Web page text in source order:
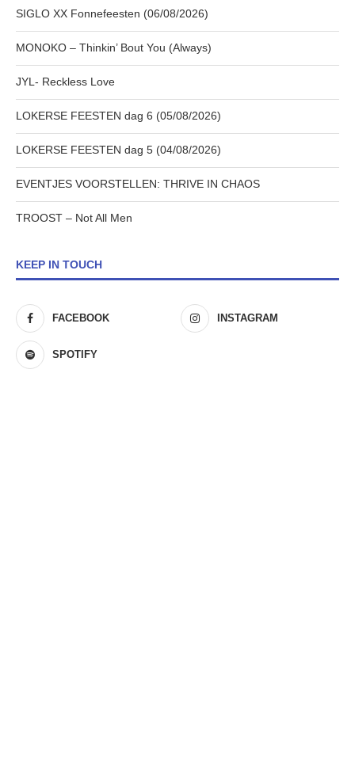
SIGLO XX Fonnefeesten (06/08/2026)
MONOKO – Thinkin’ Bout You (Always)
JYL- Reckless Love
LOKERSE FEESTEN dag 6 (05/08/2026)
LOKERSE FEESTEN dag 5 (04/08/2026)
EVENTJES VOORSTELLEN: THRIVE IN CHAOS
TROOST – Not All Men
KEEP IN TOUCH
FACEBOOK INSTAGRAM
SPOTIFY